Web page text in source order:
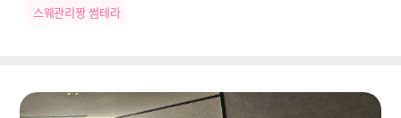
스웨관리짱 썸테라